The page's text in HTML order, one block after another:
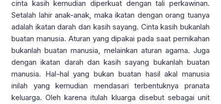
cinta kasih kemudian diperkuat dengan tali perkawinan.
Setalah lahir anak-anak, maka ikatan dengan orang tuanya
adalah ikatan darah dan kasih sayang. Cinta kasih bukanlah
buatan manusia. Aturan yang dipakai pada saat pernikahan
bukanlah buatan manusia, melainkan aturan agama. Juga
dengan ikatan darah dan kasih sayang bukanlah buatan
manusia. Hal-hal yang bukan buatan hasil akal manusia
inilah yang kemudian mendasari terbentuknya pranata
keluarga. Oleh karena itulah kluarga disebut sebagai unit